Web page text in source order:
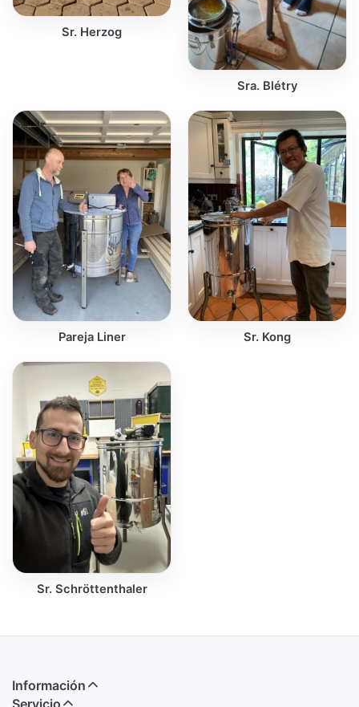
Sr. Herzog
Sra. Blétry
Pareja Liner Sr. Kong
Sr. Schröttenthaler
Información
Servicio